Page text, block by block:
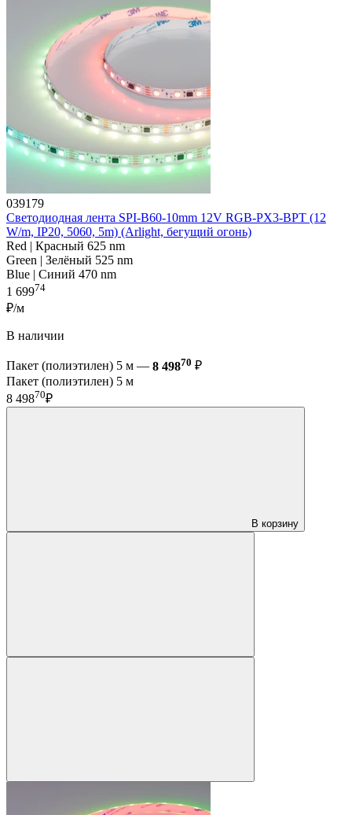
039179
Светодиодная лента SPI-B60-10mm 12V RGB-PX3-BPT (12
W/m, IP20, 5060, 5m) (Arlight, бегущий огонь)
Red | Красный 625 nm
Green | Зелёный 525 nm
Blue | Синий 470 nm
1 69974
₽/м
В наличии
Пакет (полиэтилен) 5 м — 8 49870 ₽
Пакет (полиэтилен) 5 м
8 49870₽
В корзину